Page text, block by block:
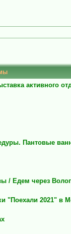
активного
Пантовые
/ Едем через
"Поехали 2021" в